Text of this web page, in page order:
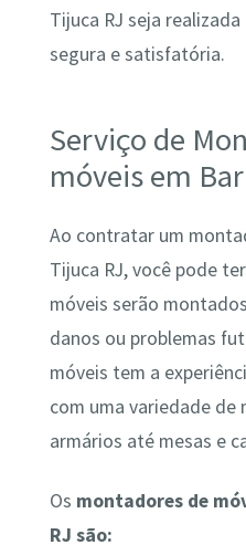
Tijuca RJ seja
segura e satisfatória.
Serviço de
móveis em
Ao contratar um
Tijuca RJ, você pode
móveis serão
danos ou problemas
móveis tem a
com uma variedade de
armários até mesas e
Os montadores de
RJ são: